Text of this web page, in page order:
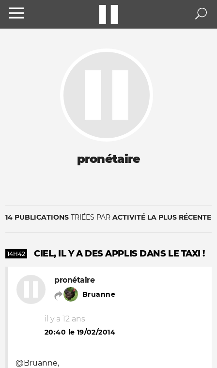
pronétaire
14 PUBLICATIONS TRIÉES PAR ACTIVITÉ LA PLUS RÉCENTE
14H42 CIEL, IL Y A DES APPLIS DANS LE TAXI !
pronétaire
Bruanne
il y a 12 ans
20:40 le 19/02/2014
@Bruanne,